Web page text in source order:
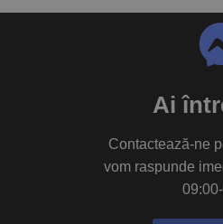
Ai
Contactează-ne
vom raspunde